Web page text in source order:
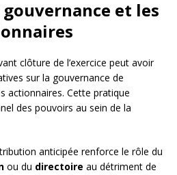
et les
clôture de l’exercice peut avoir
sur la gouvernance de
actionnaires. Cette pratique
des pouvoirs au sein de la
anticipée renforce le rôle du
ou du directoire au détriment de